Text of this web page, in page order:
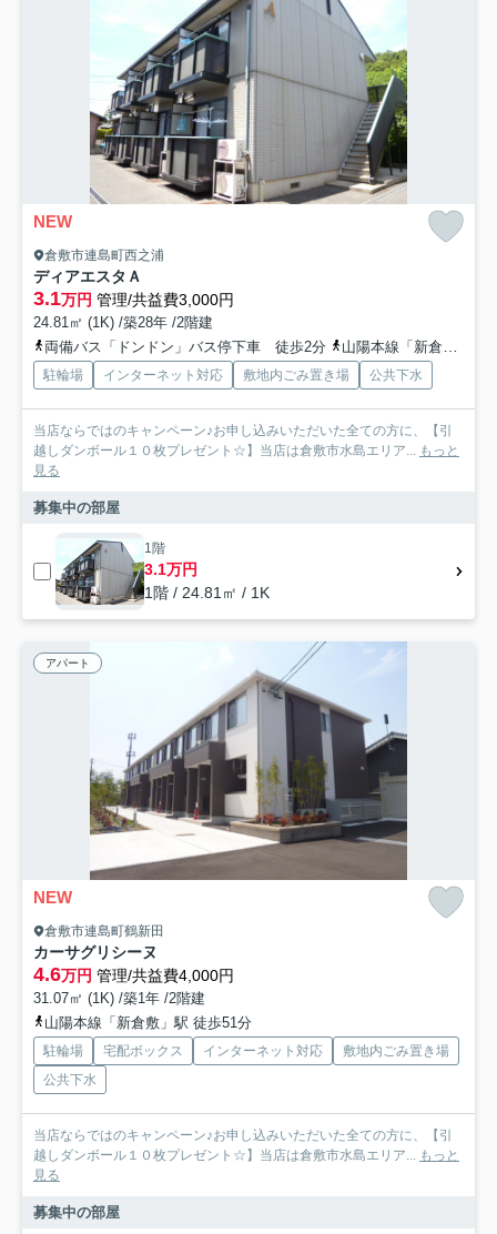
NEW
倉敷市連島町西之浦
ディアエスタＡ
3.1万円 管理/共益費3,000円
24.81㎡ (1K) /築28年 /2階建
両備バス「ドンドン」バス停下車 徒歩2分
山陽本線「新倉敷」駅 徒歩50分
駐輪場 インターネット対応 敷地内ごみ置き場 公共下水
当店ならではのキャンペーン♪お申し込みいただいた全ての方に、【引
越しダンボール１０枚プレゼント☆】当店は倉敷市水島エリア... もっと
見る
募集中の部屋
1階
3.1万円
1階 / 24.81㎡ / 1K
アパート
NEW
倉敷市連島町鶴新田
カーサグリシーヌ
4.6万円 管理/共益費4,000円
31.07㎡ (1K) /築1年 /2階建
山陽本線「新倉敷」駅 徒歩51分
駐輪場 宅配ボックス インターネット対応
敷地内ごみ置き場
公共下水
当店ならではのキャンペーン♪お申し込みいただいた全ての方に、【引
越しダンボール１０枚プレゼント☆】当店は倉敷市水島エリア... もっと
見る
募集中の部屋